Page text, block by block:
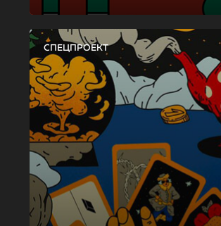
СПЕЦПРОЕКТ